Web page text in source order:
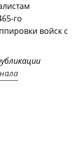
го
войск с